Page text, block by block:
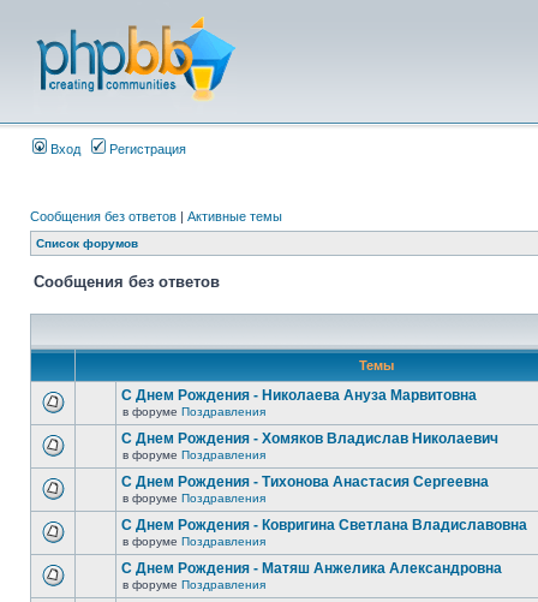
Вход Регистрация
Сообщения без ответов | Активные темы
Список форумов
Сообщения без ответов
Темы
С Днем Рождения - Николаева Ануза Марвитовна
в форуме Поздравления
С Днем Рождения - Хомяков Владислав Николаевич
в форуме Поздравления
С Днем Рождения - Тихонова Анастасия Сергеевна
в форуме Поздравления
С Днем Рождения - Ковригина Светлана Владиславовна
в форуме Поздравления
С Днем Рождения - Матяш Анжелика Александровна
в форуме Поздравления